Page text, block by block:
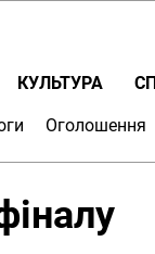
КУЛЬТУРА
Оголошення